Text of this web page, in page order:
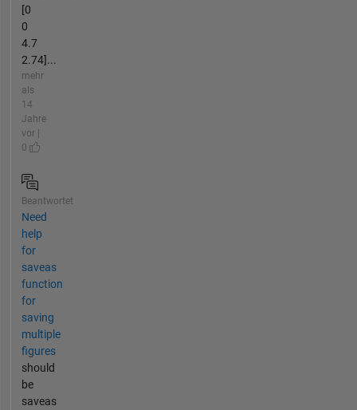
[0
0
4.7
2.74]...
mehr
als
14
Jahre
vor |
0
Beantwortet
Need
help
for
saveas
function
for
saving
multiple
figures
should
be
saveas